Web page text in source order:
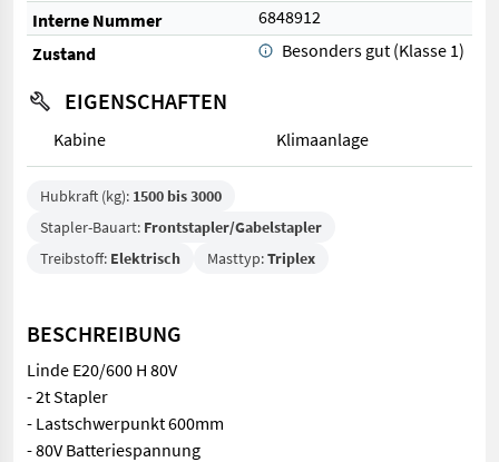
Interne Nummer
6848912
Zustand
Besonders gut (Klasse 1)
EIGENSCHAFTEN
Kabine Klimaanlage
Hubkraft (kg): 1500 bis 3000
Stapler-Bauart: Frontstapler/Gabelstapler
Treibstoff: Elektrisch Masttyp:Triplex
BESCHREIBUNG
Linde E20/600 H 80V
- 2t Stapler
- Lastschwerpunkt 600mm
- 80V Batteriespannung